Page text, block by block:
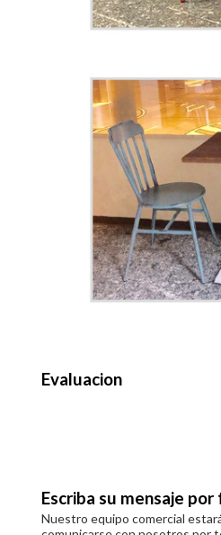
Evaluacion
Escriba su mensaje
Nuestro equipo comercial